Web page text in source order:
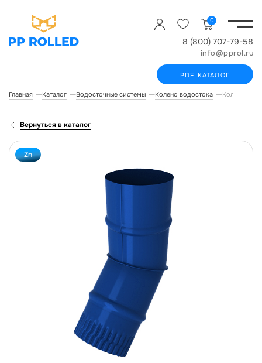
0
8 (800) 707-79-58
info@pprol.ru
PDF КАТАЛОГ
Главная Каталог Водосточные системы Колено водостока Колено
Вернуться в каталог
Zn